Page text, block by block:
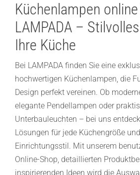
Küchenlampen
LAMPADA –
Ihre Küche
Bei LAMPADA finden Sie eine
hochwertigen Küchenlampen, die
Design perfekt vereinen. Ob
elegante Pendellampen oder
Unterbauleuchten – bei uns
Lösungen für jede Küchengröße
Einrichtungsstil. Mit unserem
Online-Shop, detaillierten
inspirierenden Ideen wird die